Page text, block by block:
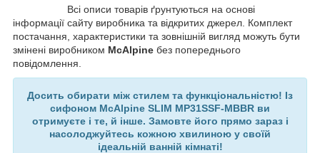
Всі описи товарів ґрунтуються на основі
інформації сайту виробника та відкритих джерел. Комплект
постачання, характеристики та зовнішній вигляд можуть бути
змінені виробником McAlpine без попереднього
повідомлення.
Досить обирати між стилем та функціональністю! Із
сифоном McAlpine SLIM MP31SSF-MBBR ви
отримуєте і те, й інше. Замовте його прямо зараз і
насолоджуйтесь кожною хвилиною у своїй
ідеальній ванній кімнаті!